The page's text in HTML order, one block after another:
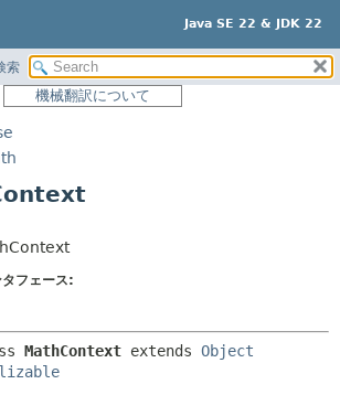
Java SE 22 & JDK 22
サマリー:
ネスト済
メソッド
索
機械翻訳について
フェース:
MathContext extends Object